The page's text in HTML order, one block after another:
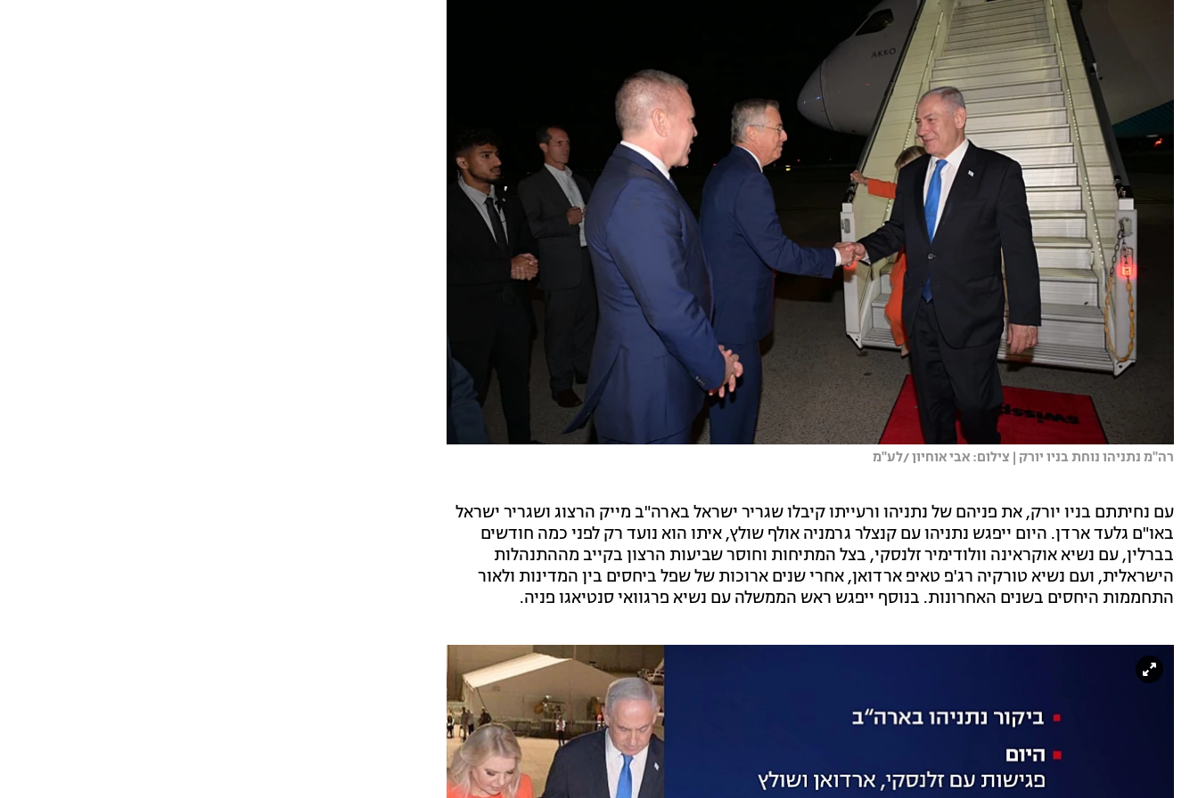
רה''מ נתניהו נוחת בניו יורק | צילום: אבי אוחיון /לע''מ
עם נחיתתם בניו יורק, את פניהם של נתניהו ורעייתו קיבלו שגריר ישראל בארה"ב מייק הרצוג ושגריר ישראל
באו"ם גלעד ארדן. היום ייפגש נתניהו עם קנצלר גרמניה אולף שולץ, איתו הוא נועד רק לפני כמה חודשים
בברלין, עם נשיא אוקראינה וולודימיר זלנסקי, בצל המתיחות וחוסר שביעות הרצון בקייב מההתנהלות
הישראלית, ועם נשיא טורקיה רג'פ טאיפ ארדואן, אחרי שנים ארוכות של שפל ביחסים בין המדינות ולאור
התחממות היחסים בשנים האחרונות. בנוסף ייפגש ראש הממשלה עם נשיא פרגוואי סנטיאגו פניה.